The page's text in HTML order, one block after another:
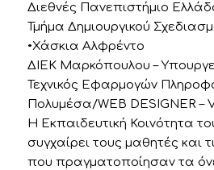
Διεθνές Πανεπιστήμιο
Τμήμα Δημιουργικού
•Χάσκια Αλφρέντο
ΔΙΕΚ Μαρκόπουλου –
Τεχνικός Εφαρμογών
Πολυμέσα/WEB DESIGNER –
Η Εκπαιδευτική Κοινότητα
συγχαίρει τους μαθητές και
που πραγματοποίησαν τα